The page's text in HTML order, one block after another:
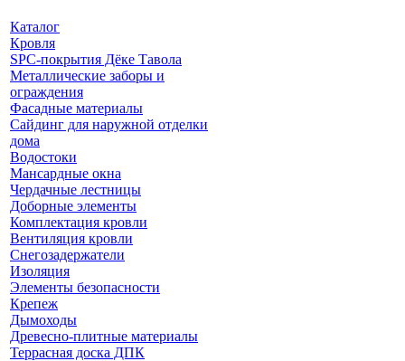
Каталог
Кровля
SPC-покрытия Дёке Тавола
Металлические заборы и
ограждения
Фасадные материалы
Сайдинг для наружной отделки
дома
Водостоки
Мансардные окна
Чердачные лестницы
Доборные элементы
Комплектация кровли
Вентиляция кровли
Снегозадержатели
Изоляция
Элементы безопасности
Крепеж
Дымоходы
Древесно-плитные материалы
Террасная доска ДПК